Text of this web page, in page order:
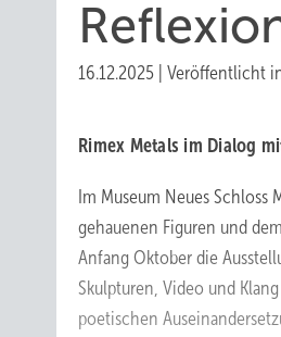
16.12.2025 Veröffentlicht
Rimex Metals im Dialog
Im Museum Neues
gehauenen Figuren und
Anfang Oktober die
Skulpturen, Video und
poetischen